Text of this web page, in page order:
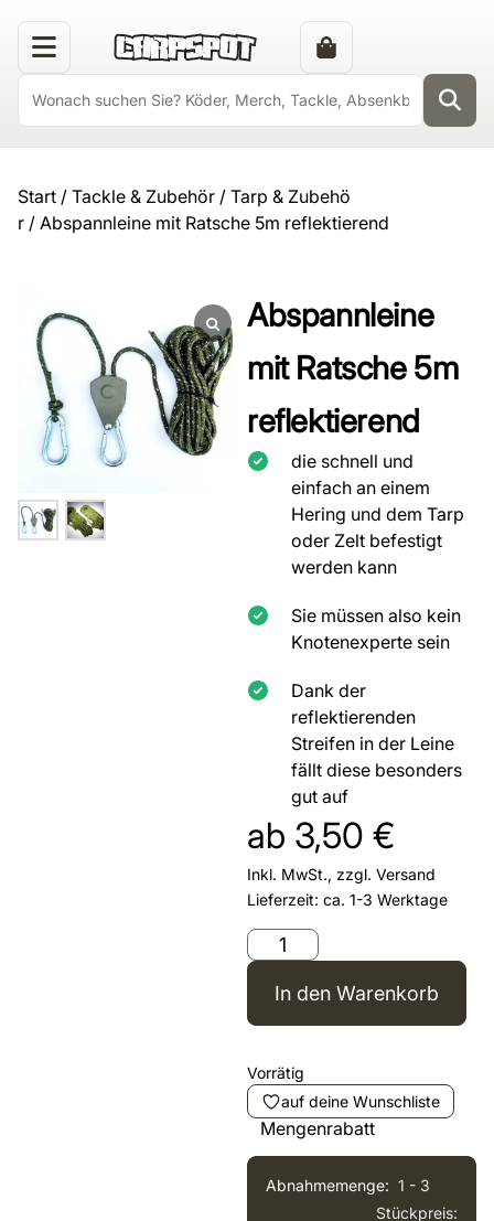
Start / Tackle & Zubehör / Tarp & Zubehö
r / Abspannleine mit Ratsche 5m reflektierend
Abspannleine
mit Ratsche 5m
reflektierend
die schnell und
einfach an einem
Hering und dem Tarp
oder Zelt befestigt
werden kann
Sie müssen also kein
Knotenexperte sein
Dank der
reflektierenden
Streifen in der Leine
fällt diese besonders
gut auf
ab 3,50 €
Inkl. MwSt., zzgl. Versand
Lieferzeit: ca. 1-3 Werktage
In den Warenkorb
Vorrätig
auf deine Wunschliste
Mengenrabatt
1 - 3